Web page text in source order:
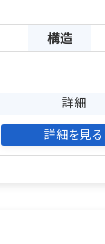
構造
詳細
詳細を見る